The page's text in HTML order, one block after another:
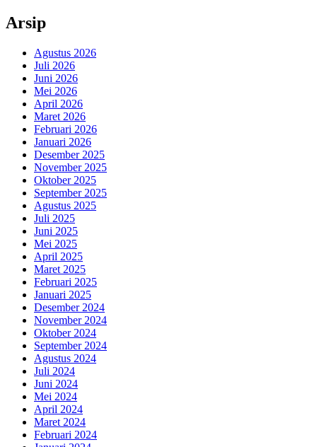
Arsip
Agustus 2026
Juli 2026
Juni 2026
Mei 2026
April 2026
Maret 2026
Februari 2026
Januari 2026
Desember 2025
November 2025
Oktober 2025
September 2025
Agustus 2025
Juli 2025
Juni 2025
Mei 2025
April 2025
Maret 2025
Februari 2025
Januari 2025
Desember 2024
November 2024
Oktober 2024
September 2024
Agustus 2024
Juli 2024
Juni 2024
Mei 2024
April 2024
Maret 2024
Februari 2024